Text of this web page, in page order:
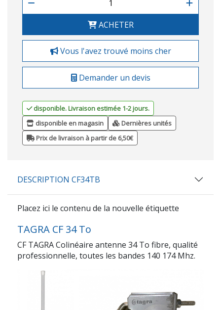
ACHETER
Vous l'avez trouvé moins cher
Demander un devis
disponible. Livraison estimée 1-2 jours.
disponible en magasin
Dernières unités
Prix de livraison à partir de 6,50€
DESCRIPTION CF34TB
Placez ici le contenu de la nouvelle étiquette
TAGRA CF 34 To
CF TAGRA Colinéaire antenne 34 To fibre, qualité
professionnelle, toutes les bandes 140 174 Mhz.